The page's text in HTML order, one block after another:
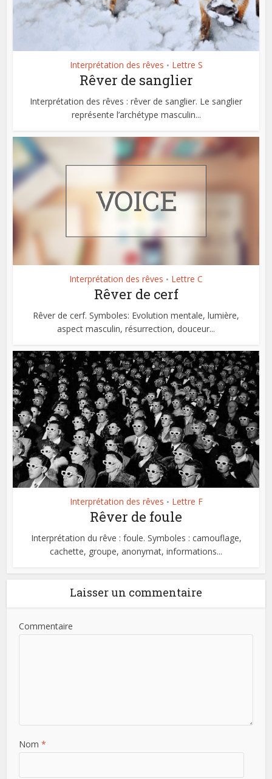
Interprétation des rêves • Lettre S
Rêver de sanglier
Interprétation des rêves : rêver de sanglier. Le sanglier
représente l’archétype masculin...
Interprétation des rêves • Lettre C
Rêver de cerf
Rêver de cerf. Symboles: Evolution mentale, lumière,
aspect masculin, résurrection, douceur...
Interprétation des rêves • Lettre F
Rêver de foule
Interprétation du rêve : foule. Symboles : camouflage,
cachette, groupe, anonymat, informations...
Laisser un commentaire
Commentaire
Nom*